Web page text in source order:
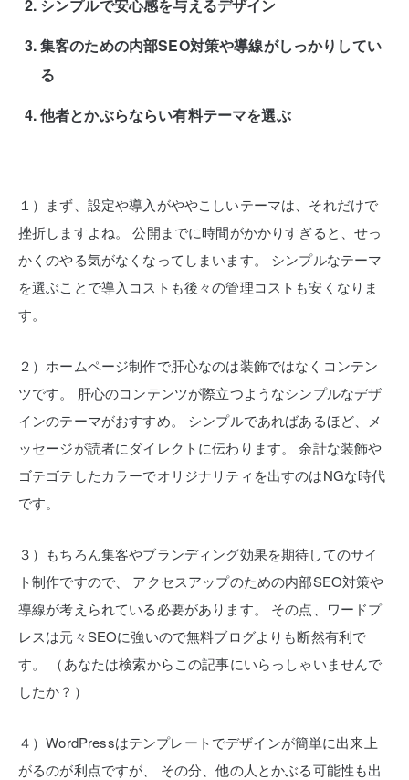
シンプルで安心感を与えるデザイン
集客のための内部SEO対策や導線がしっかりしてい
る
他者とかぶらならい有料テーマを選ぶ
１）まず、設定や導入がややこしいテーマは、それだけで
挫折しますよね。
公開までに時間がかかりすぎると、せっ
かくのやる気がなくなってしまいます。
シンプルなテーマ
を選ぶことで導入コストも後々の管理コストも安くなりま
す。
２）ホームページ制作で肝心なのは装飾ではなくコンテン
ツです。
肝心のコンテンツが際立つようなシンプルなデザ
インのテーマがおすすめ。
シンプルであればあるほど、メ
ッセージが読者にダイレクトに伝わります。
余計な装飾や
ゴテゴテしたカラーでオリジナリティを出すのはNGな時代
です。
３）もちろん集客やブランディング効果を期待してのサイ
ト制作ですので、
アクセスアップのための内部SEO対策や
導線が考えられている必要があります。
その点、ワードプ
レスは元々SEOに強いので無料ブログよりも断然有利で
す。
（あなたは検索からこの記事にいらっしゃいませんで
したか？）
４）WordPressはテンプレートでデザインが簡単に出来上
がるのが利点ですが、
その分、他の人とかぶる可能性も出